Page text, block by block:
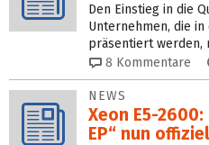
Den Einstieg in die
Unternehmen, die
präsentiert werden,
8 Kommentare
NEWS
Xeon E5-
EP“ nun